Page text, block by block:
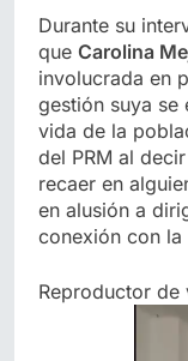
Durante su
que Carolina
involucrada en
gestión suya se
vida de la
del PRM al
recaer en
en alusión a
conexión con
Reproductor de